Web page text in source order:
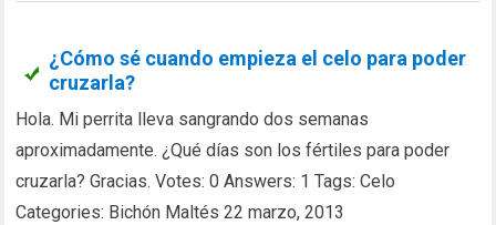
¿Cómo sé cuando empieza el celo para poder
cruzarla?
Hola. Mi perrita lleva sangrando dos semanas
aproximadamente. ¿Qué días son los fértiles para poder
cruzarla? Gracias. Votes: 0 Answers: 1 Tags: Celo
Categories: Bichón Maltés 22 marzo, 2013